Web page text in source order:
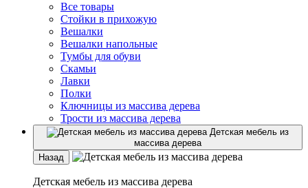
Все товары
Стойки в прихожую
Вешалки
Вешалки напольные
Тумбы для обуви
Скамьи
Лавки
Полки
Ключницы из массива дерева
Трости из массива дерева
Детская мебель из
массива дерева
Назад
Детская мебель из массива дерева